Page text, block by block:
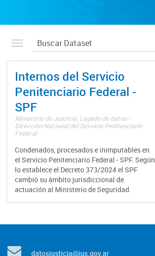
Internos del Servicio
Penitenciario Federal -
SPF
Ministerio de Justicia. Legado de datos -
Dirección Nacional del Servicio Penitenciario
Federal
Condenados, procesados e inimputables en
el Servicio Penitenciario Federal - SPF. Según
lo establece el Decreto 373/2024 el SPF
cambió su ámbito jurisdiccional de
actuación al Ministerio de Seguridad.
datosjusticia@jus.gov.ar